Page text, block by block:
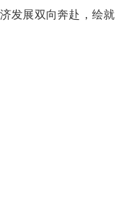
发展双向奔赴，绘就